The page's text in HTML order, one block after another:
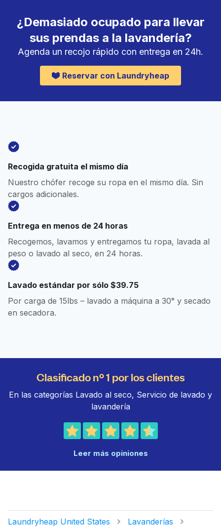
¿Demasiado ocupado para llevar
sus prendas a la lavandería?
Agenda un recojo rápido con entrega en 24h.
Reservar con Laundryheap
Recogida gratuita el mismo día
Nuestro chófer recoge su ropa en el mismo día. Sin
cargos adicionales.
Entrega en menos de 24 horas
Recogemos, lavamos y entregamos tu ropa, lavada al
peso o lavado al seco, en 24 horas.
Lavado estándar por sólo $39.75
Por carga de 15lbs – lavado a máquina a 30° y secado
en secadora.
Clasificado nº 1 por los clientes
En las categorías Lavado al seco, Servicio de lavado y
lavandería
Leer más opiniones
Laundryheap United States
Lavanderías